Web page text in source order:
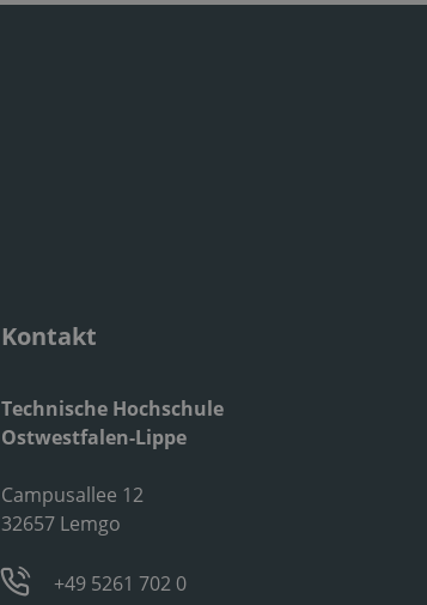
Kontakt
Technische Hochschule
Ostwestfalen-Lippe
Campusallee 12
32657 Lemgo
+49 5261 702 0